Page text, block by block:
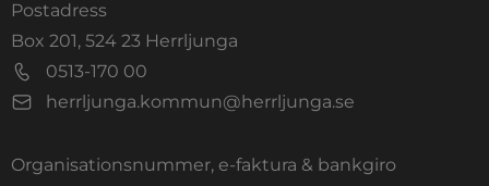
Postadress
Box 201, 524 23 Herrljunga
0513-170 00
herrljunga.kommun@herrljunga.se
Organisationsnummer, e-faktura & bankgiro